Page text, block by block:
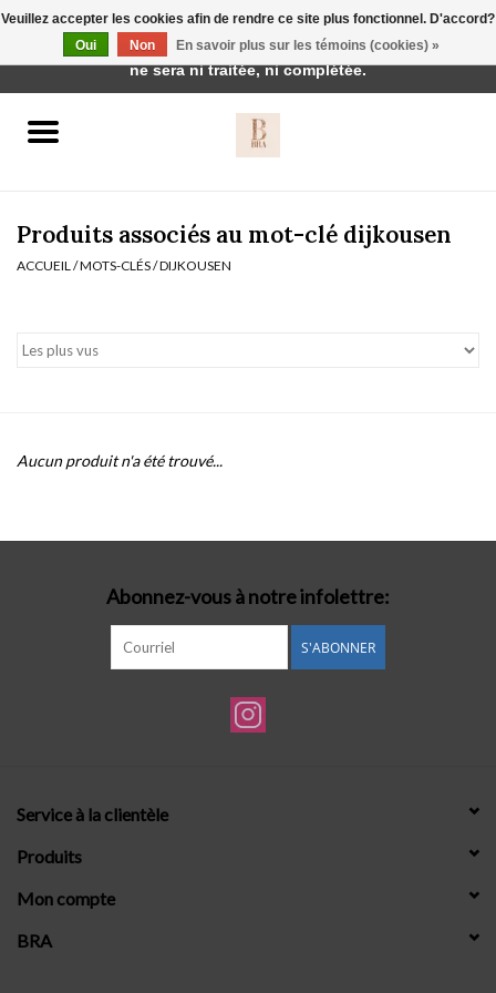
Réduction
Produits associés au mot-clé dijkousen
ACCUEIL /MOTS-CLÉS/DIJKOUSEN
Aucun produit n'a été trouvé...
Abonnez-vous à notre infolettre:
S'ABONNER
Service à la clientèle
Produits
Mon compte
BRA
Veuillez accepter les cookies afin de rendre ce site plus fonctionnel. D'accord?
Oui
Non En savoir plus sur les témoins (cookies) »
Cette boutique est en construction. Toute commande passée
ne sera ni traitée, ni complétée.